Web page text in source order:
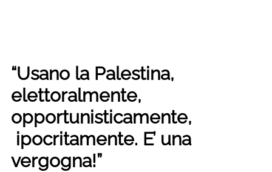
“Usano la Palestina,
elettoralmente,
opportunisticamente,
ipocritamente. E’ una
vergogna!”